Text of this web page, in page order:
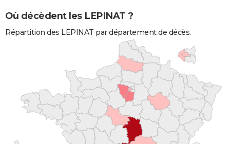
Où décèdent les LEPINAT ?
Répartition des LEPINAT par département de décès.